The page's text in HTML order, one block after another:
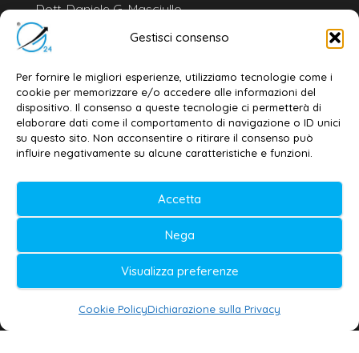
Gestisci consenso
Per fornire le migliori esperienze, utilizziamo tecnologie come i
cookie per memorizzare e/o accedere alle informazioni del
dispositivo. Il consenso a queste tecnologie ci permetterà di
elaborare dati come il comportamento di navigazione o ID unici
su questo sito. Non acconsentire o ritirare il consenso può
influire negativamente su alcune caratteristiche e funzioni.
Accetta
Nega
Visualizza preferenze
Cookie PolicyDichiarazione sulla Privacy
Dott. Daniele G. Masciullo
Email:
redazione@galatina24.it
Privacy policy–Cookie policy
© 2020-2026 | Galatina24 ®
Testata iscritta al n. 11/2020 Registro della
Stampa Tribunale di Lecce
Editore e direttore responsabile:
Daniele G. Masciullo
Galatina24 è marchio registrato dal Ministero
delle Imprese